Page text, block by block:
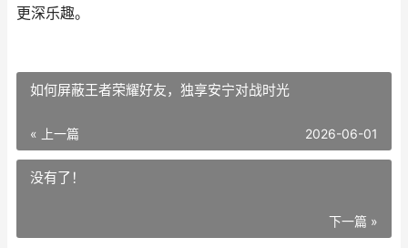
更深乐趣。
如何屏蔽王者荣耀好友，独享安宁对战时光
« 上一篇 2026-06-01
没有了！
下一篇 »